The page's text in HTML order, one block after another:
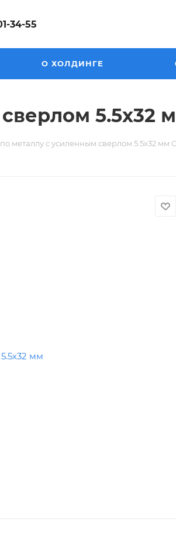
34-55
О ХОЛДИНГЕ
5.5х32
металлу с усиленным сверлом 5.5х32